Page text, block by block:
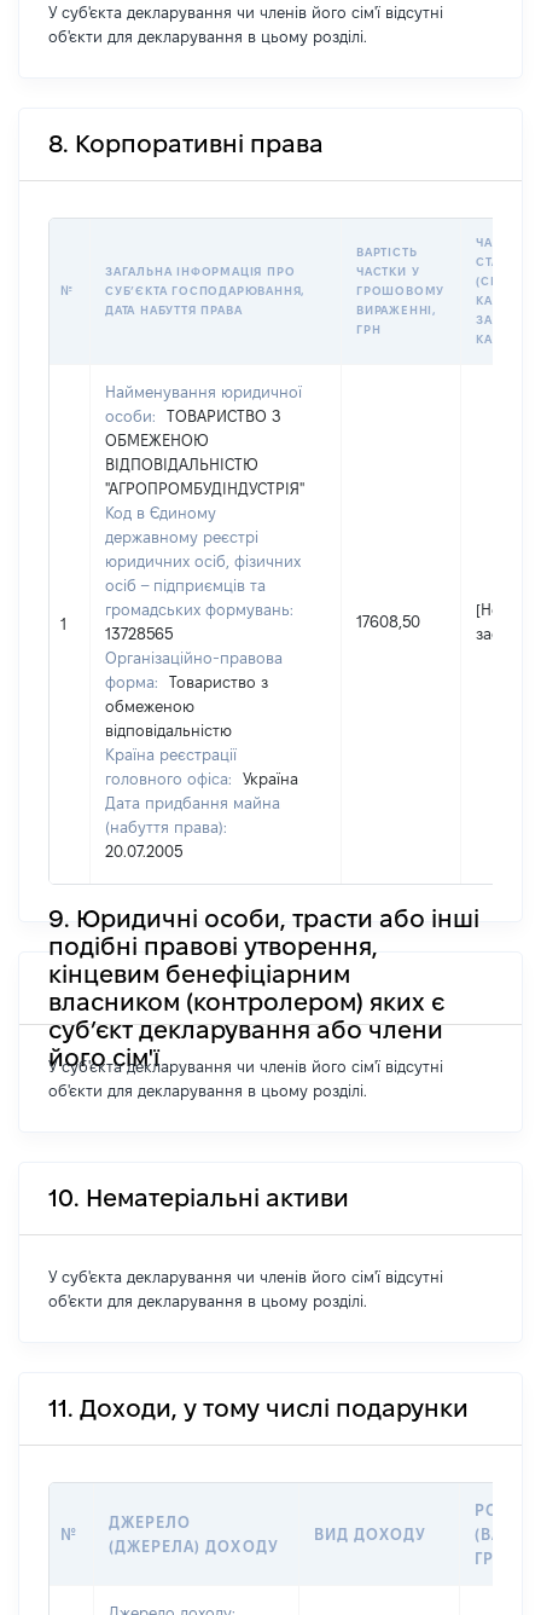
У суб'єкта декларування чи членів його сім'ї відсутні
об'єкти для декларування в цьому розділі.
8. Корпоративні права
№
ЗАГАЛЬНА ІНФОРМАЦІЯ ПРО
СУБʼЄКТА ГОСПОДАРЮВАННЯ,
ДАТА НАБУТТЯ ПРАВА
ВАРТІСТЬ
ЧАСТКИ У
ГРОШОВОМУ
ВИРАЖЕННІ,
ГРН
ЧАСТКА У
КАПІТАЛІ
1
Найменування юридичної
особи:
ТОВАРИСТВО З
ОБМЕЖЕНОЮ
ВІДПОВІДАЛЬНІСТЮ
"АГРОПРОМБУДІНДУСТРІЯ"
Код в Єдиному
державному реєстрі
юридичних осіб, фізичних
осіб – підприємців та
громадських формувань:
13728565
Організаційно-правова
форма:
Товариство з
обмеженою
відповідальністю
Країна реєстрації
головного офіса:
Україна
Дата придбання майна
(набуття права):
20.07.2005
17608,50
[Не
9. Юридичні особи, трасти або інші
подібні правові утворення,
кінцевим бенефіціарним
власником (контролером) яких є
суб’єкт декларування або члени
його сім'ї
У суб'єкта декларування чи членів його сім'ї відсутні
об'єкти для декларування в цьому розділі.
10. Нематеріальні активи
У суб'єкта декларування чи членів його сім'ї відсутні
об'єкти для декларування в цьому розділі.
11. Доходи, у тому числі подарунки
№
ДЖЕРЕЛО
(ДЖЕРЕЛА) ДОХОДУ
ВИД ДОХОДУ
РОЗМІР
ГРН